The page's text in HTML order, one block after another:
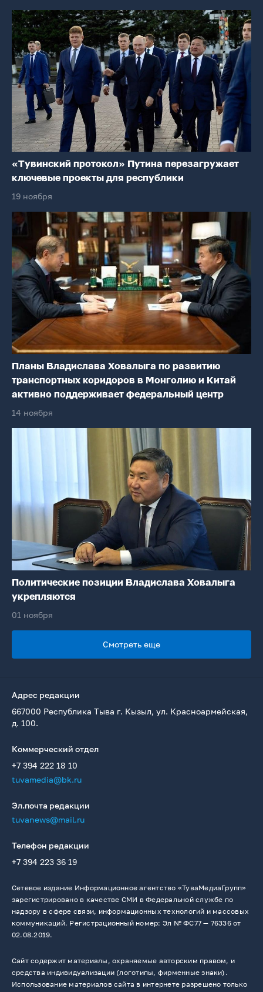
«Тувинский протокол» Путина перезагружает
ключевые проекты для республики
19 ноября
Планы Владислава Ховалыга по развитию
транспортных коридоров в Монголию и Китай
активно поддерживает федеральный центр
14 ноября
Политические позиции Владислава Ховалыга
укрепляются
01 ноября
Смотреть еще
Адрес редакции
667000 Республика Тыва г. Кызыл, ул. Красноармейская,
д. 100.
Коммерческий отдел
+7 394 222 18 10
tuvamedia@bk.ru
Эл.почта редакции
tuvanews@mail.ru
Телефон редакции
+7 394 223 36 19
Сетевое издание Информационное агентство «ТуваМедиаГрупп»
зарегистрировано в качестве СМИ в Федеральной службе по
надзору в сфере связи, информационных технологий и массовых
коммуникаций. Регистрационный номер: Эл № ФС77 — 76336 от
02.08.2019.
Сайт содержит материалы, охраняемые авторским правом, и
средства индивидуализации (логотипы, фирменные знаки).
Использование материалов сайта в интернете разрешено только